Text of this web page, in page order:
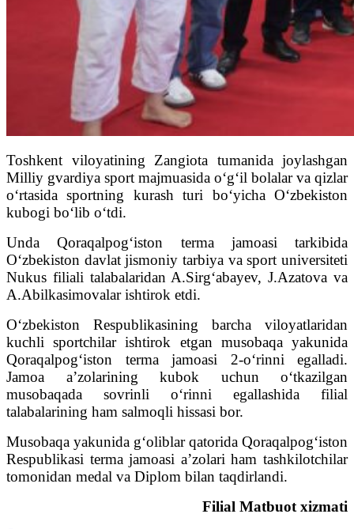
Toshkent viloyatining Zangiota tumanida joylashgan
Milliy gvardiya sport majmuasida o‘g‘il bolalar va qizlar
o‘rtasida sportning kurash turi bo‘yicha O‘zbekiston
kubogi bo‘lib o‘tdi.
Unda Qoraqalpog‘iston terma jamoasi tarkibida
O‘zbekiston davlat jismoniy tarbiya va sport universiteti
Nukus filiali talabalaridan A.Sirg‘abayev, J.Azatova va
A.Abilkasimovalar ishtirok etdi.
O‘zbekiston Respublikasining barcha viloyatlaridan
kuchli sportchilar ishtirok etgan musobaqa yakunida
Qoraqalpog‘iston terma jamoasi 2-o‘rinni egalladi.
Jamoa a’zolarining kubok uchun o‘tkazilgan
musobaqada sovrinli o‘rinni egallashida filial
talabalarining ham salmoqli hissasi bor.
Musobaqa yakunida g‘oliblar qatorida Qoraqalpog‘iston
Respublikasi terma jamoasi a’zolari ham tashkilotchilar
tomonidan medal va Diplom bilan taqdirlandi.
Filial Matbuot xizmati